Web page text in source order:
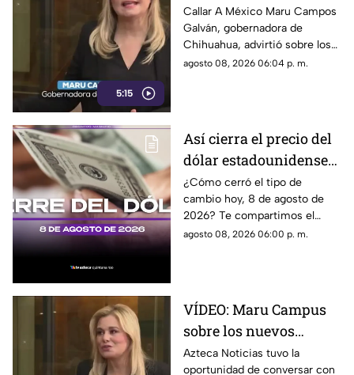
5:15
RIESGOS de los nuevos
lineamientos
propuestos por el
Gobierno
Callar A México Maru Campos
Galván, gobernadora de
Chihuahua, advirtió sobre los
riesgos que podrían
disposiciones podrían
utilizarse para sancionar a
medios y periodistas críticos,
además de abrir la puerta a
que el poder determine qué
contenidos son información,
opinión o motivo de sanción.
agosto 08, 2026 06:04 p. m.
Así cierra el precio del
dólar estadounidense
HOY, sábado 8 de
agosto de 2026, en
Cancún
¿Cómo cerró el tipo de
cambio hoy, 8 de agosto de
2026? Te compartimos el
precio del dólar al cierre de
agosto 08, 2026 06:00 p. m.
VÍDEO: Maru Campus
sobre los nuevos
lineamientos y señala
Azteca Noticias tuvo la
oportunidad de conversar con